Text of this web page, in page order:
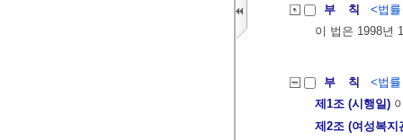
부 칙
<법
이 법은 1998년
부 칙
<법
제1조 (시행일)
제2조 (여성복지